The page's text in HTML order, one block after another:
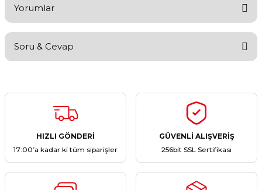
Yorumlar
Yorum Yaz
Soru & Cevap
Ürün hakkında henüz soru sorulmamış.
HIZLI GÖNDERİ
17:00’a kadar ki tüm siparişler
GÜVENLİ ALIŞVERİŞ
256bit SSL Sertifikası